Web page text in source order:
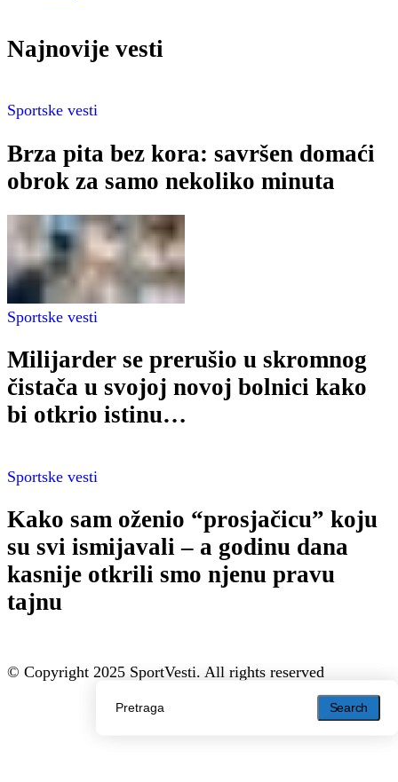
Search
Search
Najnovije vesti
Sportske vesti
Brza pita bez kora: savršen domaći
obrok za samo nekoliko minuta
Sportske vesti
Milijarder se prerušio u skromnog
čistača u svojoj novoj bolnici kako
bi otkrio istinu…
Sportske vesti
Kako sam oženio “prosjačicu” koju
su svi ismijavali – a godinu dana
kasnije otkrili smo njenu pravu
tajnu
© Copyright 2025 SportVesti. All rights reserved